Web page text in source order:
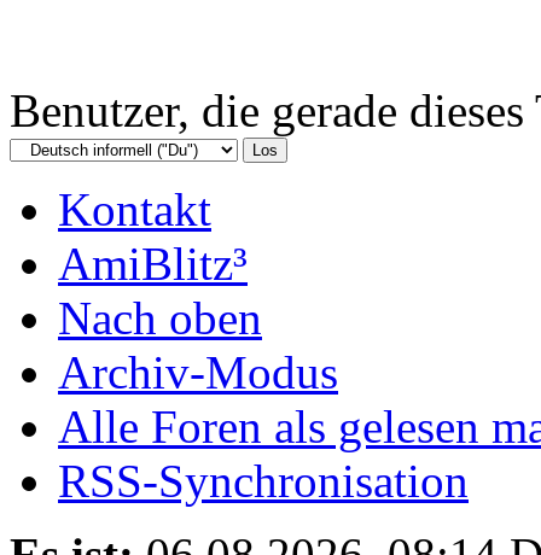
Benutzer, die gerade
Kontakt
AmiBlitz³
Nach oben
Archiv-Modus
Alle Foren als gelesen
RSS-Synchronisation